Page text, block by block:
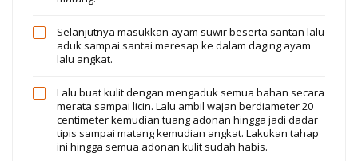
Selanjutnya masukkan ayam suwir beserta santan lalu
aduk sampai santai meresap ke dalam daging ayam
lalu angkat.
Lalu buat kulit dengan mengaduk semua bahan secara
merata sampai licin. Lalu ambil wajan berdiameter 20
centimeter kemudian tuang adonan hingga jadi dadar
tipis sampai matang kemudian angkat. Lakukan tahap
ini hingga semua adonan kulit sudah habis.